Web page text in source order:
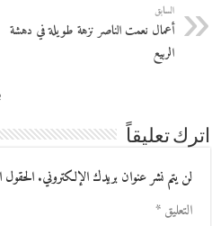
السابق
أعمال نعمت الناصر نزهة طويلة في دهشة
الربيع
اترك تعليقاً
لن يتم نشر عنوان بريدك الإلكتروني.الحقول
التعليق*